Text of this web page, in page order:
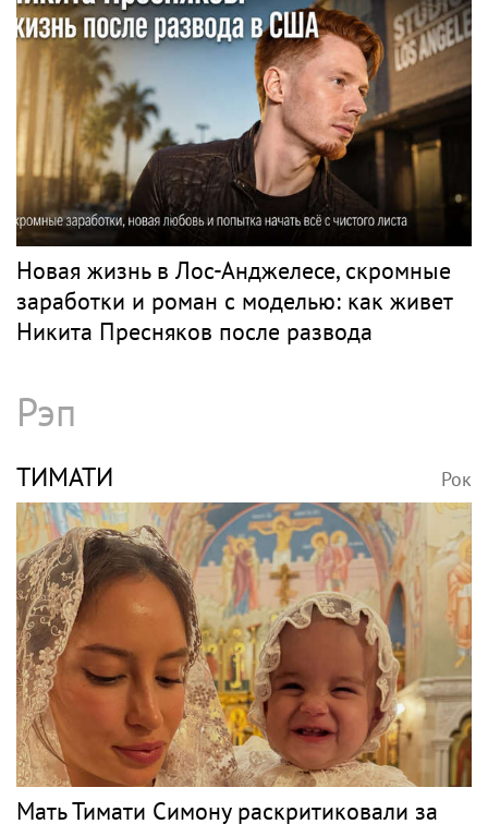
Новая жизнь в Лос-Анджелесе, скромные
заработки и роман с моделью: как живет
Никита Пресняков после развода
Рэп
ТИМАТИ Рок
Мать Тимати Симону раскритиковали за